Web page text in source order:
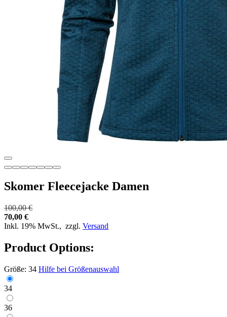
Skomer Fleecejacke Damen
100,00 €
70,00 €
Inkl. 19% MwSt., zzgl. Versand
Product Options:
Größe: 34 Hilfe bei Größenauswahl
34
36